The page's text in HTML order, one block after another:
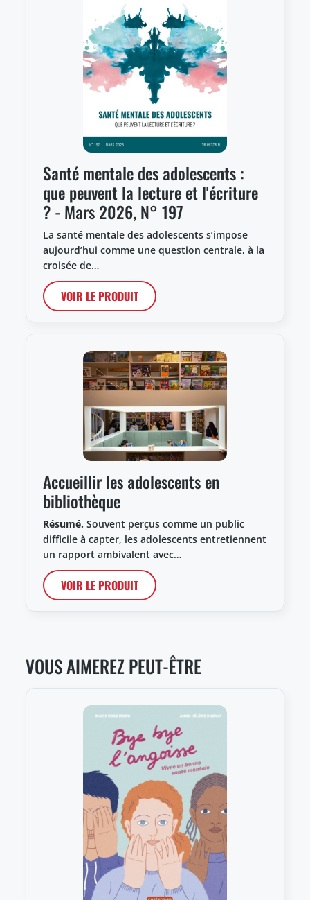
Santé mentale des adolescents :
que peuvent la lecture et l'écriture
? - Mars 2026, N° 197
La santé mentale des adolescents s’impose
aujourd’hui comme une question centrale, à la
croisée de…
VOIR LE PRODUIT
Accueillir les adolescents en
bibliothèque
Résumé. Souvent perçus comme un public
difficile à capter, les adolescents entretiennent
un rapport ambivalent avec…
VOIR LE PRODUIT
VOUS AIMEREZ PEUT-ÊTRE